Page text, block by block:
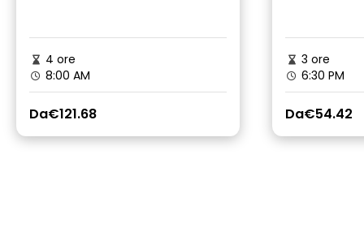
4 ore
8:00 AM
Da€121.68
3 ore
6:30 PM
Da€54.42